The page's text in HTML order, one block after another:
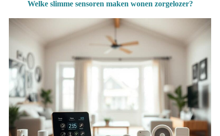
Welke slimme sensoren maken wonen zorgelozer?